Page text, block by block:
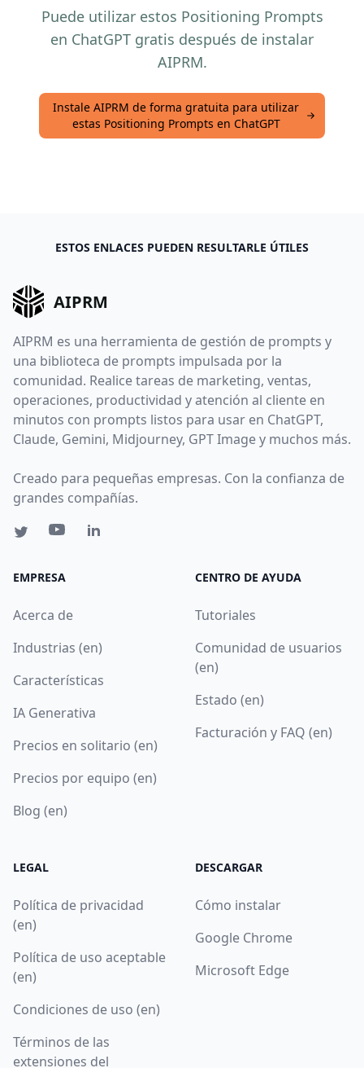
Puede utilizar estos Positioning Prompts
en ChatGPT gratis después de instalar
AIPRM.
Instale AIPRM de forma gratuita para utilizar
estas Positioning Prompts en ChatGPT
ESTOS ENLACES PUEDEN RESULTARLE ÚTILES
AIPRM
AIPRM es una herramienta de gestión de prompts y
una biblioteca de prompts impulsada por la
comunidad. Realice tareas de marketing, ventas,
operaciones, productividad y atención al cliente en
minutos con prompts listos para usar en ChatGPT,
Claude, Gemini, Midjourney, GPT Image y muchos más.
Creado para pequeñas empresas. Con la confianza de
grandes compañías.
EMPRESA
Acerca de
Industrias (en)
Características
IA Generativa
Precios en solitario (en)
Precios por equipo (en)
Blog (en)
CENTRO DE AYUDA
Tutoriales
Comunidad de usuarios
(en)
Estado (en)
Facturación y FAQ (en)
LEGAL
Política de privacidad
(en)
Política de uso aceptable
(en)
Condiciones de uso (en)
Términos de las
extensiones del
DESCARGAR
Cómo instalar
Google Chrome
Microsoft Edge